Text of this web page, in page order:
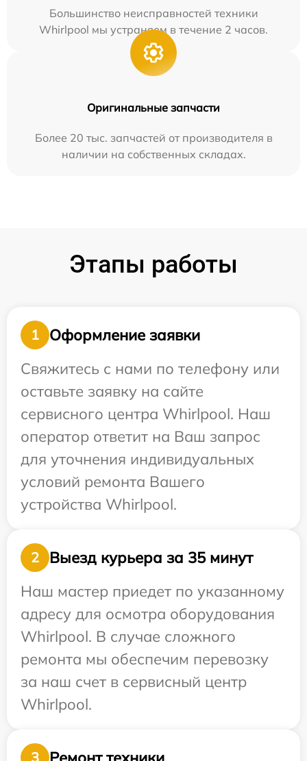
Большинство неисправностей техники
Whirlpool мы устраняем в течение 2 часов.
Оригинальные запчасти
Более 20 тыс. запчастей от производителя в
наличии на собственных складах.
Этапы работы
1
Оформление заявки
Свяжитесь с нами по телефону или
оставьте заявку на сайте
сервисного центра Whirlpool. Наш
оператор ответит на Ваш запрос
для уточнения индивидуальных
условий ремонта Вашего
устройства Whirlpool.
2
Выезд курьера за 35 минут
Наш мастер приедет по указанному
адресу для осмотра оборудования
Whirlpool. В случае сложного
ремонта мы обеспечим перевозку
за наш счет в сервисный центр
Whirlpool.
3